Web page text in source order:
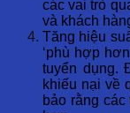
các vai trò
và khách
Tăng hiệu
‘phù hợp
tuyển dụng.
khiếu nại về
bảo rằng